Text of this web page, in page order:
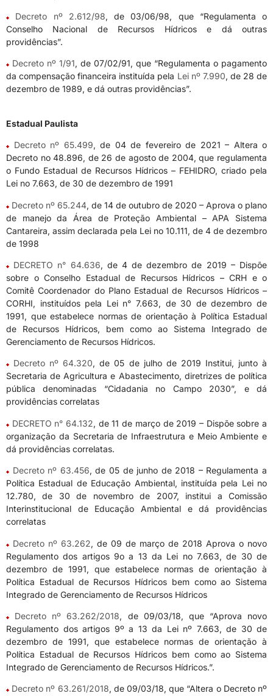
Decreto nº 2.612/98, de 03/06/98, que “Regulamenta o
Conselho Nacional de Recursos Hídricos e dá outras
providências”.
Decreto nº 1/91, de 07/02/91, que “Regulamenta o pagamento
da compensação financeira instituída pela Lei nº 7.990, de 28 de
dezembro de 1989, e dá outras providências”.
Estadual Paulista
Decreto nº 65.499, de 04 de fevereiro de 2021 – Altera o
Decreto no 48.896, de 26 de agosto de 2004, que regulamenta
o Fundo Estadual de Recursos Hídricos – FEHIDRO, criado pela
Lei no 7.663, de 30 de dezembro de 1991
Decreto nº 65.244, de 14 de outubro de 2020 – Aprova o plano
de manejo da Área de Proteção Ambiental – APA Sistema
Cantareira, assim declarada pela Lei no 10.111, de 4 de dezembro
de 1998
DECRETO n° 64.636, de 4 de dezembro de 2019 – Dispõe
sobre o Conselho Estadual de Recursos Hídricos – CRH e o
Comitê Coordenador do Plano Estadual de Recursos Hídricos –
CORHI, instituídos pela Lei n° 7.663, de 30 de dezembro de
1991, que estabelece normas de orientação à Política Estadual
de Recursos Hídricos, bem como ao Sistema Integrado de
Gerenciamento de Recursos Hídricos.
Decreto nº 64.320, de 05 de julho de 2019 Institui, junto à
Secretaria de Agricultura e Abastecimento, diretrizes de política
pública denominadas “Cidadania no Campo 2030”, e dá
providências correlatas
DECRETO n° 64.132, de 11 de março de 2019 – Dispõe sobre a
organização da Secretaria de Infraestrutura e Meio Ambiente e
dá providências correlatas.
Decreto nº 63.456, de 05 de junho de 2018 – Regulamenta a
Política Estadual de Educação Ambiental, instituída pela Lei no
12.780, de 30 de novembro de 2007, institui a Comissão
Interinstitucional de Educação Ambiental e dá providências
correlatas
Decreto nº 63.262, de 09 de março de 2018 Aprova o novo
Regulamento dos artigos 9o a 13 da Lei no 7.663, de 30 de
dezembro de 1991, que estabelece normas de orientação à
Política Estadual de Recursos Hídricos bem como ao Sistema
Integrado de Gerenciamento de Recursos Hídricos
Decreto nº 63.262/2018, de 09/03/18, que “Aprova novo
Regulamento dos artigos 9º a 13 da Lei nº 7.663, de 30 de
dezembro de 1991, que estabelece normas de orientação à
Política Estadual de Recursos Hídricos bem como ao Sistema
Integrado de Gerenciamento de Recursos Hídricos.”.
Decreto nº 63.261/2018, de 09/03/18, que “Altera o Decreto nº